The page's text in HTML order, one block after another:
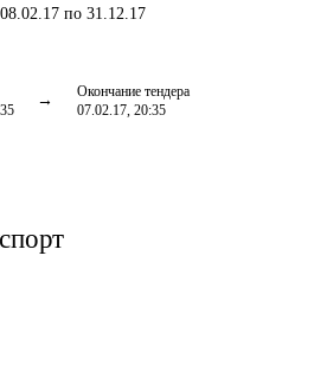
по 31.12.17
Окончание тендера
07.02.17, 20:35